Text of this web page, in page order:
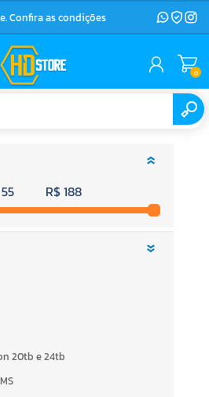
Confira as condições
0
55 R$ 188
20tb e 24tb